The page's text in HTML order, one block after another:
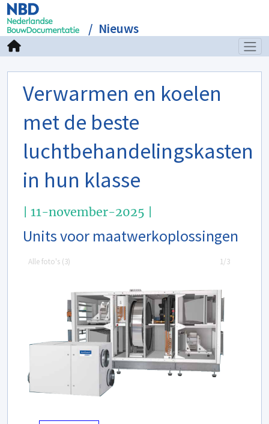
Nieuws
Verwarmen en koelen
met de beste
luchtbehandelingskasten
in hun klasse
| 11-november-2025 |
Units voor maatwerkoplossingen
Alle foto's (3) 1/3